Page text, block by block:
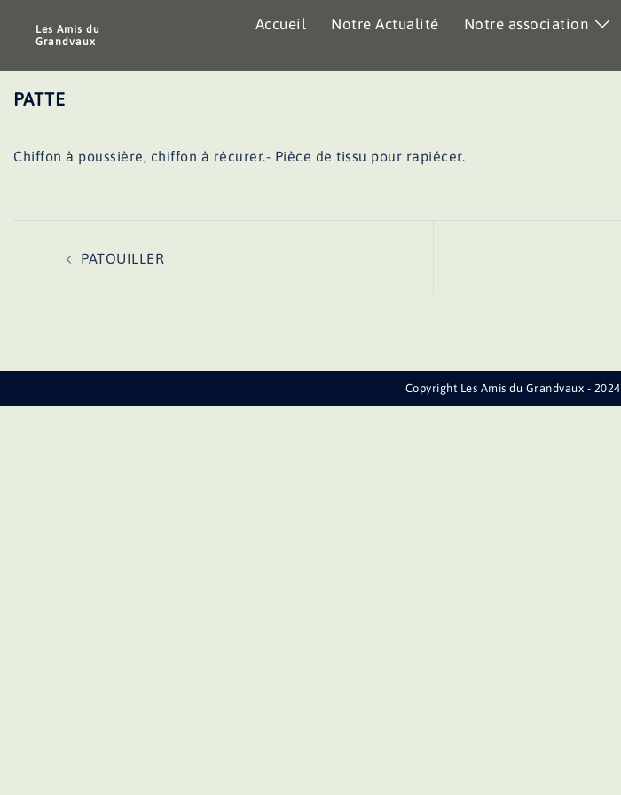
Les Amis du
Grandvaux
Accueil Notre Actualité Notre association
PATTE
Chiffon à poussière, chiffon à récurer.- Pièce de tissu pour rapiécer.
PATOUILLER
Copyright Les Amis du Grandvaux - 2024